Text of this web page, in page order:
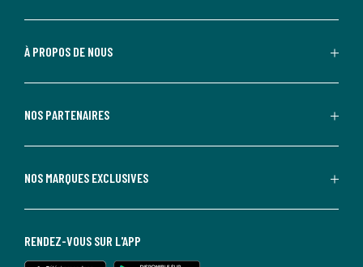
À PROPOS DE NOUS
NOS PARTENAIRES
NOS MARQUES EXCLUSIVES
RENDEZ-VOUS SUR L'APP